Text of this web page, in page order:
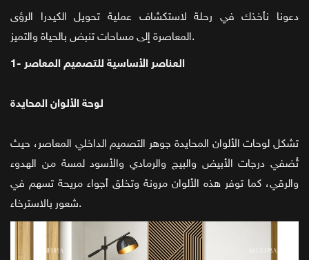
دعونا نأخذك في رحلة لاستكشاف عملية تحويل الكيدرا الرؤى
المعاصرة إلى مساحات تنبض بالحياة والتميز.
1- العناصر الأساسية للتصميم المعاصر
لوحة الألوان المحايدة
تشكل لوحات الألوان المحايدة جوهر التصميم الداخلي المعاصر، حيث
تُضفي درجات الأبيض والبيج والرمادي والأسود لمسة من الهدوء
والرقي، كما توفر هذه الألوان مرونة وتخلق أجواء مريحة تسهم في
شعور بالاسترخاء.